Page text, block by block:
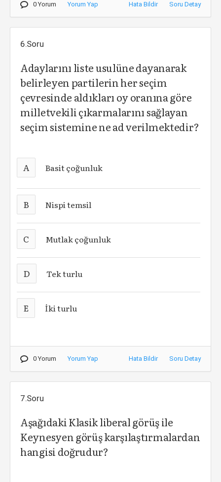
0 Yorum Yorum Yap Hata Bildir Soru Detay
6.Soru
Adaylarını liste usulüne dayanarak
belirleyen partilerin her seçim
çevresinde aldıkları oy oranına göre
milletvekili çıkarmalarını sağlayan
seçim sistemine ne ad verilmektedir?
A Basit çoğunluk
B Nispi temsil
C Mutlak çoğunluk
D Tek turlu
E İki turlu
0 Yorum Yorum Yap Hata Bildir Soru Detay
7.Soru
Aşağıdaki Klasik liberal görüş ile
Keynesyen görüş karşılaştırmalardan
hangisi doğrudur?